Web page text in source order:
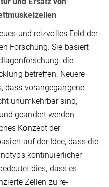
und reizvolles Feld der
Forschung. Sie basiert
die
betreffen. Neuere
dass vorangegangene
unumkehrbar sind,
geändert werden
Konzept der
auf der Idee, dass die
kontinuierlicher
dies, dass es
Zellen zu re-